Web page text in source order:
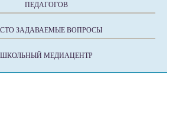
ПЕДАГОГОВ
ЗАДАВАЕМЫЕ ВОПРОСЫ
ШКОЛЬНЫЙ МЕДИАЦЕНТР